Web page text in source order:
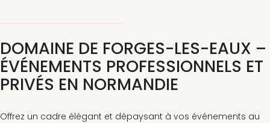
DOMAINE DE FORGES-LES-EAUX –
ÉVÉNEMENTS PROFESSIONNELS ET
PRIVÉS EN NORMANDIE
Offrez un cadre élégant et dépaysant à vos événements au